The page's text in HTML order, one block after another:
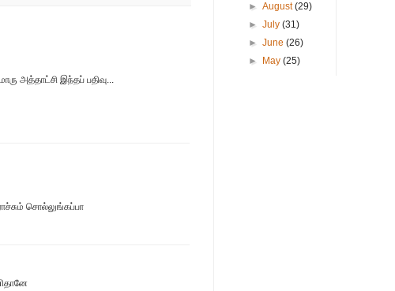
அத்தாட்சி இந்தப் பதிவு...
சொல்லுங்கப்பா
►August(29)
►July(31)
►June(26)
►
May(25)